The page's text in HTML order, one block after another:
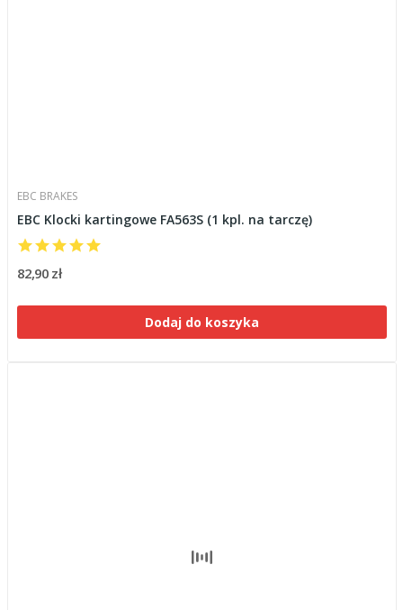
EBC BRAKES
EBC Klocki kartingowe FA563S (1 kpl. na tarczę)
82,90 zł
Dodaj do koszyka